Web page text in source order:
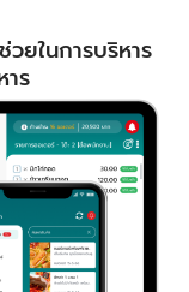
ยในการบริหาร
ร